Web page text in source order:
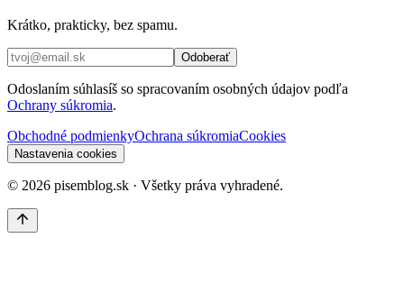
Krátko, prakticky, bez spamu.
Odoberať
Odoslaním súhlasíš so spracovaním osobných údajov podľa
Ochrany súkromia.
Obchodné podmienkyOchrana súkromiaCookies
Nastavenia cookies
© 2026 pisemblog.sk · Všetky práva vyhradené.